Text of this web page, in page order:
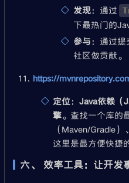
发现：通过
下最热门的
参与 ：通过
社区做贡献。
https://
定位：Java依赖
擎。查找一个库的
（Maven/Gradle
这里是最方便快捷
六、 效率工具：让开发